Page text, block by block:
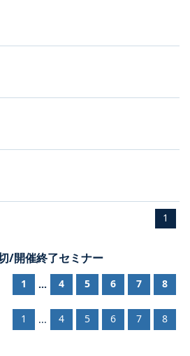
1
/開催終了セミナー
1 ... 4 5 6 7 8
1 ... 4 5 6 7 8